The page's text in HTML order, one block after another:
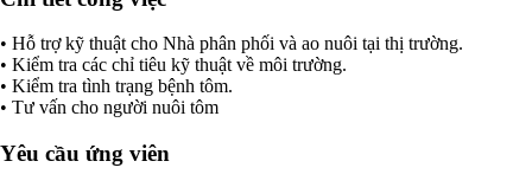
• Hỗ trợ kỹ thuật cho Nhà phân phối và ao nuôi tại thị trường.
• Kiểm tra các chỉ tiêu kỹ thuật về môi trường.
• Kiểm tra tình trạng bệnh tôm.
• Tư vấn cho người nuôi tôm
Yêu cầu ứng viên